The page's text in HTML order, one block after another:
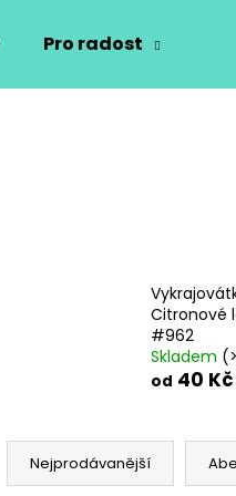
Pro radost
Citronové
#962
Skladem
od 40 Kč
Nejprodávanější